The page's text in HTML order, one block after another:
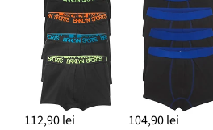
112,90 lei 104,90 lei